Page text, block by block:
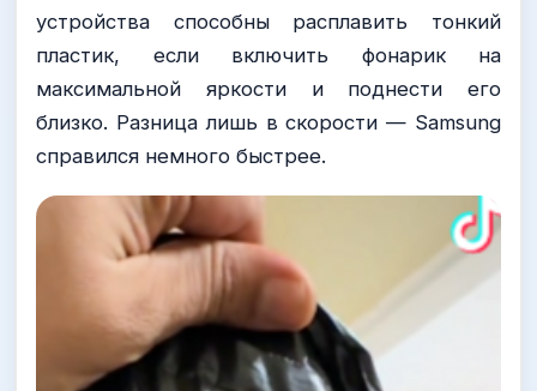
устройства способны расплавить тонкий
пластик, если включить фонарик на
максимальной яркости и поднести его
близко. Разница лишь в скорости — Samsung
справился немного быстрее.